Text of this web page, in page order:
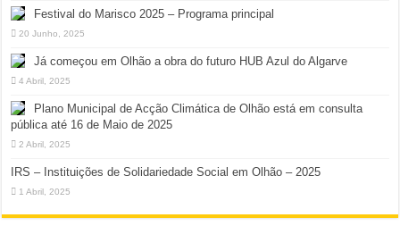
Festival do Marisco 2025 – Programa principal
20 Junho, 2025
Já começou em Olhão a obra do futuro HUB Azul do Algarve
4 Abril, 2025
Plano Municipal de Acção Climática de Olhão está em consulta
pública até 16 de Maio de 2025
2 Abril, 2025
IRS – Instituições de Solidariedade Social em Olhão – 2025
1 Abril, 2025